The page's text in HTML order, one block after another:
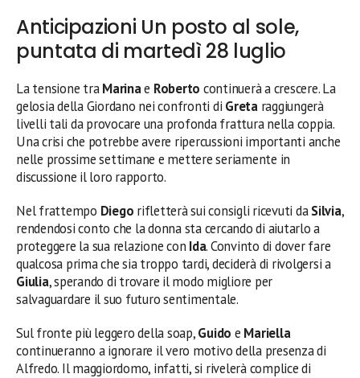
Anticipazioni Un posto al sole,
puntata di martedì 28 luglio
La tensione traMarinae Roberto continuerà a crescere. La
gelosia della Giordano nei confronti di Gretaraggiungerà
livelli tali da provocare una profonda frattura nella coppia.
Una crisi che potrebbe avere ripercussioni importanti anche
nelle prossime settimane e mettere seriamente in
discussione il loro rapporto.
Nel frattempo Diego rifletterà sui consigli ricevuti daSilvia,
rendendosi conto che la donna sta cercando di aiutarlo a
proteggere la sua relazione con Ida. Convinto di dover fare
qualcosa prima che sia troppo tardi, deciderà di rivolgersi a
Giulia, sperando di trovare il modo migliore per
salvaguardare il suo futuro sentimentale.
Sul fronte più leggero della soap,Guido e Mariella
continueranno a ignorare il vero motivo della presenza di
Alfredo. Il maggiordomo, infatti, si rivelerà complice di